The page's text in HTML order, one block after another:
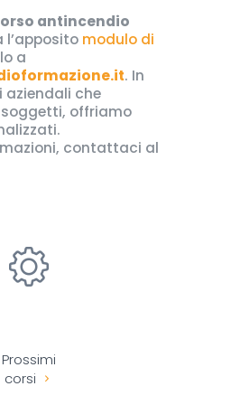
antincendio
l’apposito modulo di
a
. In
aziendali che
offriamo
contattaci al
Prossimi
corsi